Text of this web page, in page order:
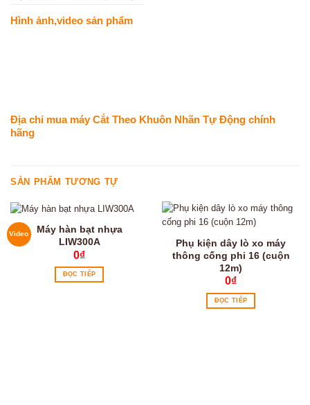
Hình ảnh,video sản phẩm
Địa chỉ mua máy Cắt Theo Khuôn Nhãn Tự Động chính
hãng
SẢN PHẨM TƯƠNG TỰ
Video
Máy hàn bạt nhựa
LIW300A
0₫
ĐỌC TIẾP
Phụ kiện dây lò xo máy
thông cống phi 16 (cuộn
12m)
0₫
ĐỌC TIẾP